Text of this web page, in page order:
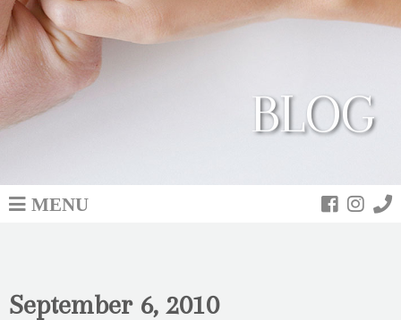
BLOG
MENU
September 6, 2010